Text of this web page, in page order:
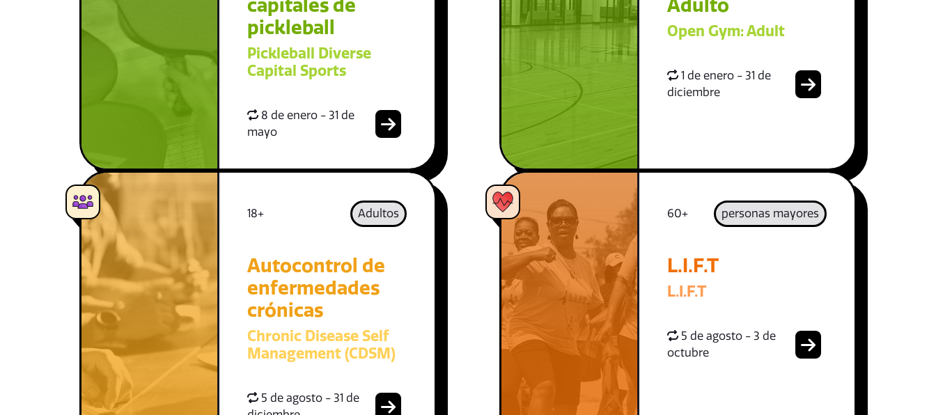
capitales de
pickleball
Pickleball Diverse
Capital Sports
8 de enero - 31 de
mayo
Adulto
Open Gym: Adult
1 de enero - 31 de
diciembre
18+ Adultos
Autocontrol de
enfermedades
crónicas
Chronic Disease Self
Management (CDSM)
5 de agosto - 31 de
60+ personas mayores
L.I.F.T
L.I.F.T
5 de agosto - 3 de
octubre